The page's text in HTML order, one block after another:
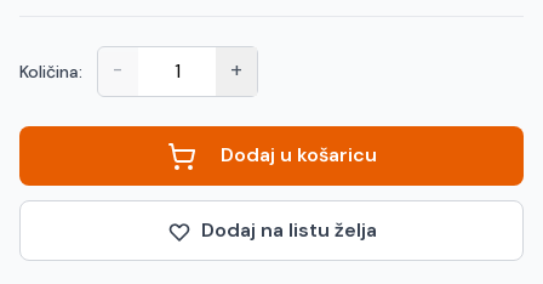
Količina: - +
Dodaj u košaricu
Dodaj na listu želja